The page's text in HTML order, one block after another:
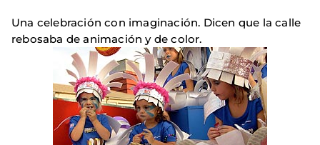
Una celebración con imaginación. Dicen que la calle
rebosaba de animación y de color.